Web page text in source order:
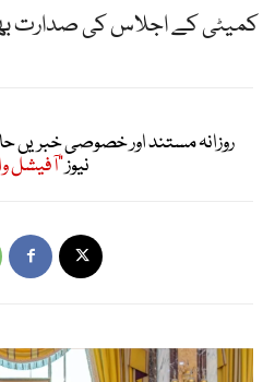
کمیٹی کے اجلاس کی صدارت
روزانہ مستند اور خصوصی
نیوز"آفیشل